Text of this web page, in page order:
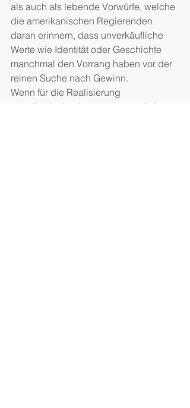
als auch als lebende Vorwürfe, welche
die amerikanischen Regierenden
daran erinnern, dass unverkäufliche
Werte wie Identität oder Geschichte
manchmal den Vorrang haben vor der
reinen Suche nach Gewinn.
Wenn für die Realisierung
amerikanischer Interessen möglich